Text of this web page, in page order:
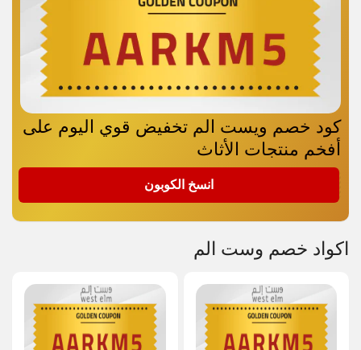
كود خصم ويست الم تخفيض قوي اليوم على
أفخم منتجات الأثاث
انسخ الكوبون
اكواد خصم وست الم